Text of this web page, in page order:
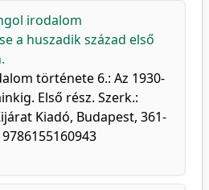
irodalom
a huszadik század első
története 6.: Az 1930-
Első rész. Szerk.:
Kiadó, Budapest, 361-